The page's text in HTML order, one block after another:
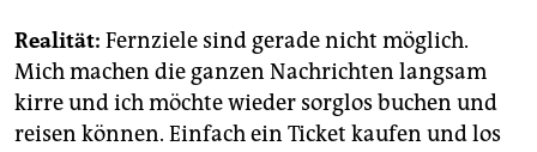
Realität: Fernziele sind gerade nicht möglich.
Mich machen die ganzen Nachrichten langsam
kirre und ich möchte wieder sorglos buchen und
reisen können. Einfach ein Ticket kaufen und los